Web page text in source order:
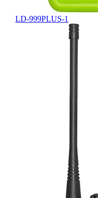
LD-999PLUS-1